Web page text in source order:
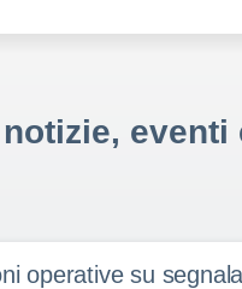
eventi
operative su